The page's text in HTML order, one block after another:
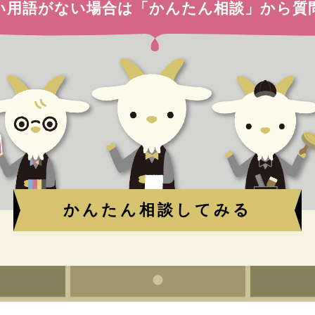
用語がない場合は 「かんたん相談」から質
かんたん相談してみる